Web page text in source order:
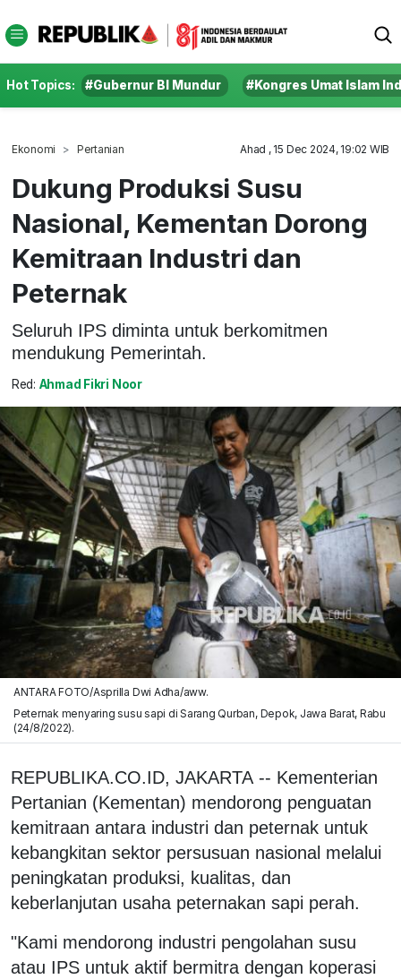
Hot Topics: #Gubernur BI Mundur #Kongres Umat Islam
Ekonomi Pertanian Ahad , 15 Dec 2024, 19:02 WIB
Dukung Produksi Susu
Nasional, Kementan Dorong
Kemitraan Industri dan
Peternak
Seluruh IPS diminta untuk berkomitmen
mendukung Pemerintah.
Red: Ahmad Fikri Noor
ANTARA FOTO/Asprilla Dwi Adha/aww.
Peternak menyaring susu sapi di Sarang Qurban, Depok, Jawa Barat, Rabu
(24/8/2022).
REPUBLIKA.CO.ID, JAKARTA -- Kementerian
Pertanian (Kementan) mendorong penguatan
kemitraan antara industri dan peternak untuk
kebangkitan sektor persusuan nasional melalui
peningkatan produksi, kualitas, dan
keberlanjutan usaha peternakan sapi perah.
"Kami mendorong industri pengolahan susu
atau IPS untuk aktif bermitra dengan koperasi